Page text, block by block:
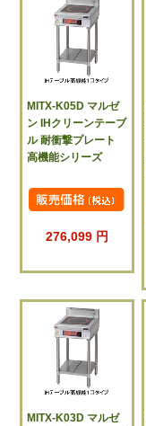
MITX-K05D マルゼ
ン IHクリーンテーブ
ル 耐衝撃プレート
高機能シリーズ
276,099 円
MITX-K03D マルゼ